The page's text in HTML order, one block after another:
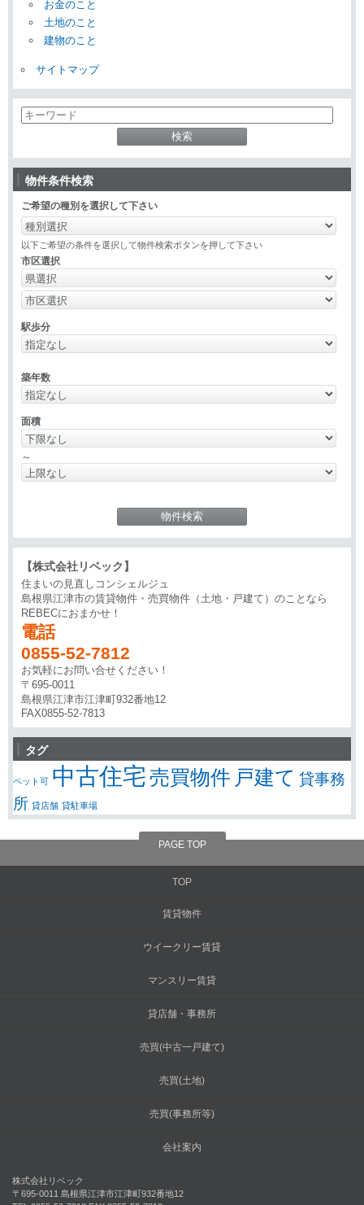
お金のこと
土地のこと
建物のこと
サイトマップ
物件条件検索
ご希望の種別を選択して下さい
以下ご希望の条件を選択して物件検索ボタンを押して下さい
市区選択
駅歩分
築年数
面積
～
【株式会社リベック】
住まいの見直しコンシェルジュ
島根県江津市の賃貸物件・売買物件（土地・戸建て）のことなら
REBECにおまかせ！
電話
0855-52-7812
お気軽にお問い合せください！
〒695-0011
島根県江津市江津町932番地12
FAX0855-52-7813
タグ
ペット可 中古住宅売買物件 戸建て 貸事務
所 貸店舗 貸駐車場
PAGE TOP
TOP
賃貸物件
ウイークリー賃貸
マンスリー賃貸
貸店舗・事務所
売買(中古一戸建て)
売買(土地)
売買(事務所等)
会社案内
株式会社リベック
〒695-0011 島根県江津市江津町932番地12